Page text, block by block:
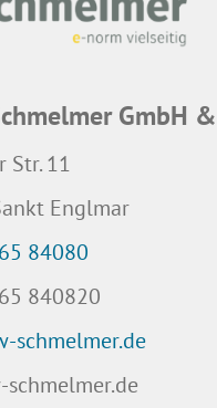
GmbH &
Str. 11
Englmar
84080
840820
schmelmer.de